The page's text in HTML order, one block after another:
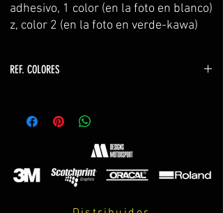
adhesivo, 1 color (en la foto en blanco)
z, color 2 (en la foto en verde-kawa)
REF. COLORES
-verde z650 y z900 2017 (color verde bastidor)
CANDY YELLOW GREEN
-gris z650 METALLIC GREY
z750
-verde kawasaki YELLOW GREEN